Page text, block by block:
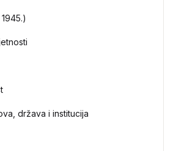
država i institucija